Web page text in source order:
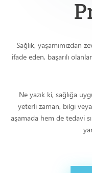
Sağlık, yaşamımızdan
ifade eden, başarılı
Ne yazık ki, sağlığa
yeterli zaman, bilgi
aşamada hem de tedavi